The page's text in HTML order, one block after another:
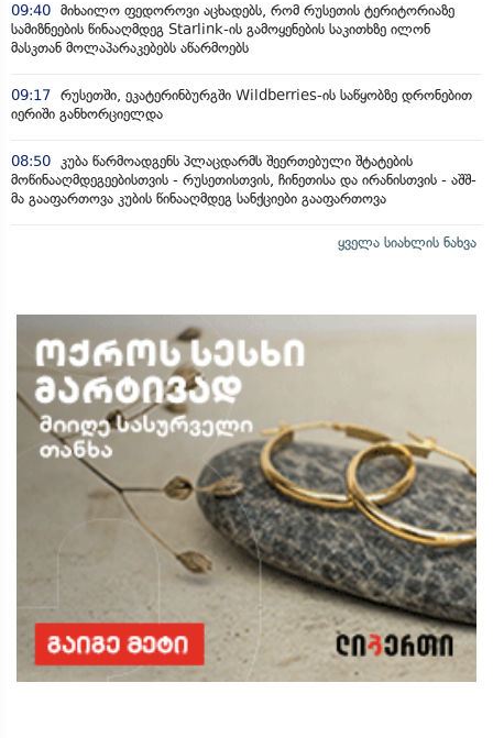
09:40 მიხაილო ფედოროვი აცხადებს, რომ რუსეთის ტერიტორიაზე
სამიზნეების წინააღმდეგ Starlink-ის გამოყენების საკითხზე ილონ
მასკთან მოლაპარაკებებს აწარმოებს
09:17 რუსეთში, ეკატერინბურგში Wildberries-ის საწყობზე დრონებით
იერიში განხორციელდა
08:50
კუბა წარმოადგენს პლაცდარმს შეერთებული შტატების
მოწინააღმდეგეებისთვის - რუსეთისთვის, ჩინეთისა და ირანისთვის - აშშ-
მა გააფართოვა კუბის წინააღმდეგ სანქციები გააფართოვა
ყველა სიახლის ნახვა